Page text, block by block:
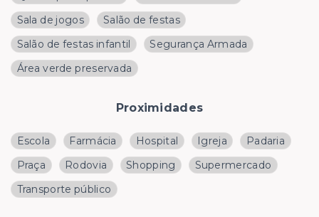
Sala de jogos
Salão de festas
Salão de festas infantil
Segurança Armada
Área verde preservada
Proximidades
Escola Farmácia Hospital Igreja
Padaria
Praça
Rodovia Shopping
Supermercado
Transporte público